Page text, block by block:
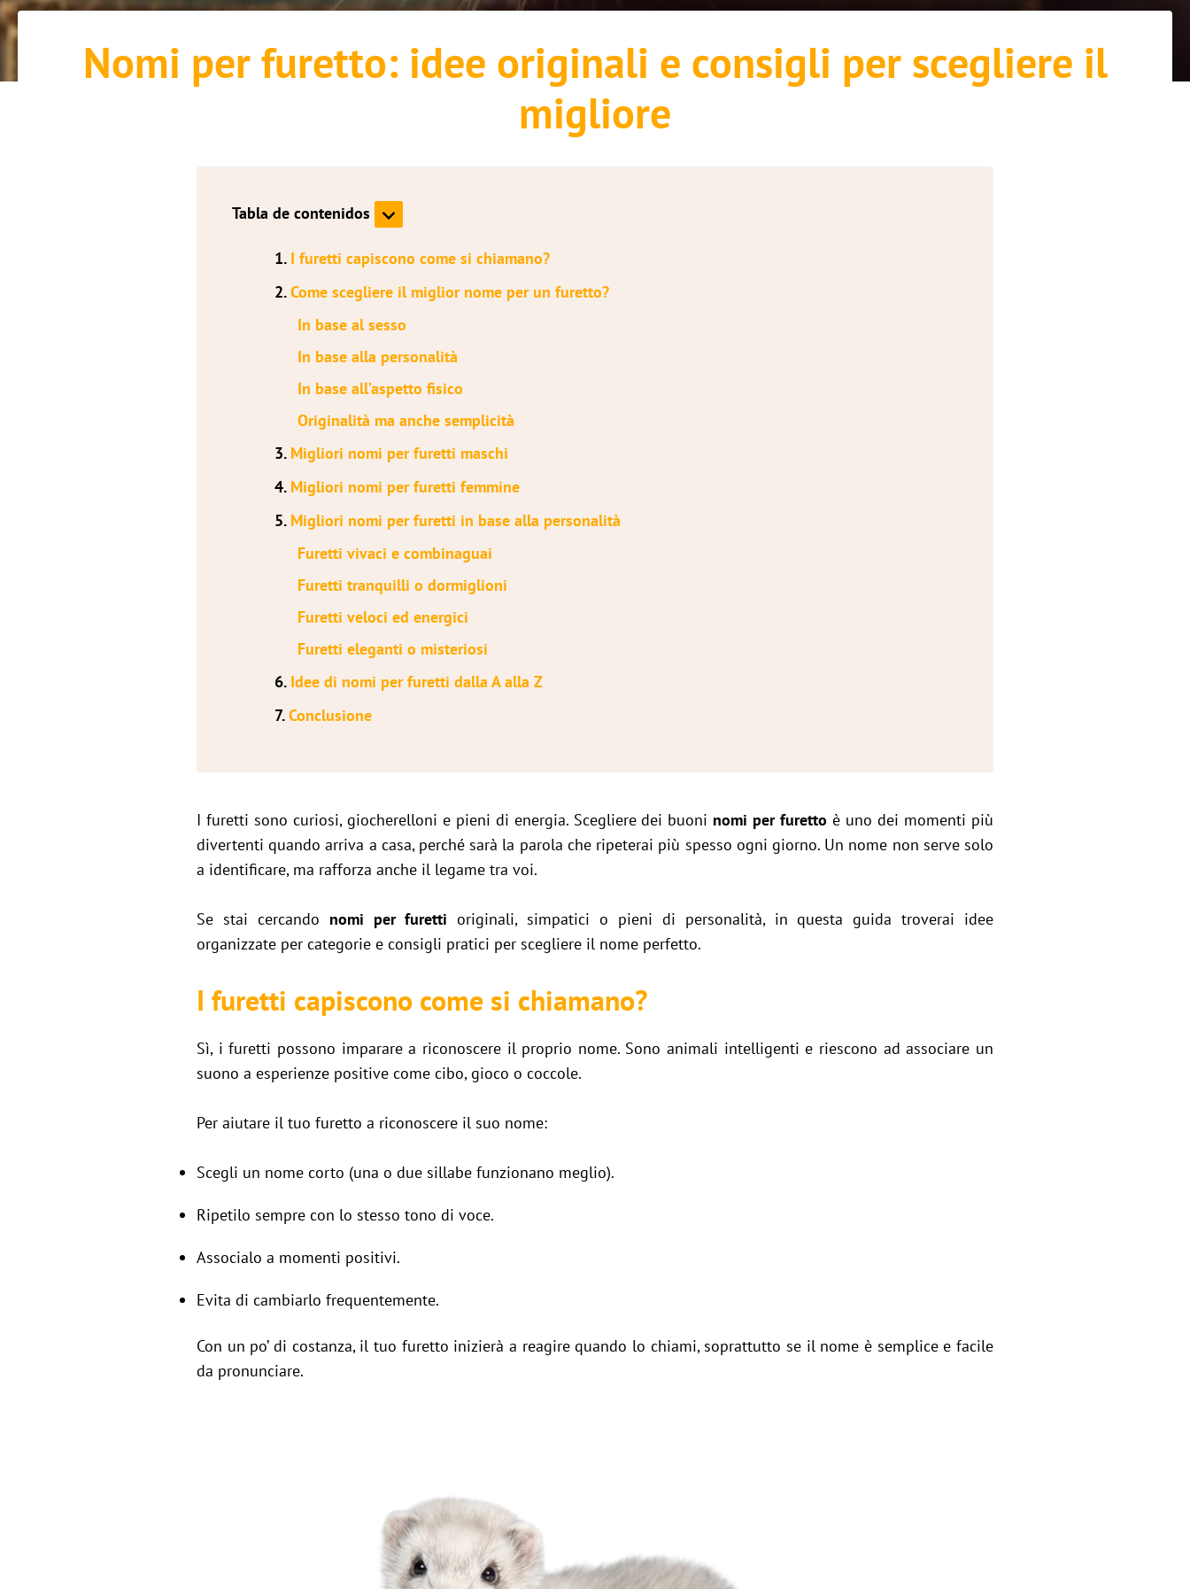
Nomi per furetto: idee originali e consigli per scegliere il
migliore
Tabla de contenidos
1. I furetti capiscono come si chiamano?
2.Come scegliere il miglior nome per un furetto?
In base al sesso
In base alla personalità
In base all’aspetto fisico
Originalità ma anche semplicità
3. Migliori nomi per furetti maschi
4. Migliori nomi per furetti femmine
5. Migliori nomi per furetti in base alla personalità
Furetti vivaci e combinaguai
Furetti tranquilli o dormiglioni
Furetti veloci ed energici
Furetti eleganti o misteriosi
6. Idee di nomi per furetti dalla A alla Z
7.Conclusione
I furetti sono curiosi, giocherelloni e pieni di energia. Scegliere dei buoni nomi per furetto è uno dei momenti più
divertenti quando arriva a casa, perché sarà la parola che ripeterai più spesso ogni giorno. Un nome non serve solo
a identificare, ma rafforza anche il legame tra voi.
Se stai cercando nomi per furetti originali, simpatici o pieni di personalità, in questa guida troverai idee
organizzate per categorie e consigli pratici per scegliere il nome perfetto.
I furetti capiscono come si chiamano?
Sì, i furetti possono imparare a riconoscere il proprio nome. Sono animali intelligenti e riescono ad associare un
suono a esperienze positive come cibo, gioco o coccole.
Per aiutare il tuo furetto a riconoscere il suo nome:
Scegli un nome corto (una o due sillabe funzionano meglio).
Ripetilo sempre con lo stesso tono di voce.
Associalo a momenti positivi.
Evita di cambiarlo frequentemente.
Con un po’ di costanza, il tuo furetto inizierà a reagire quando lo chiami, soprattutto se il nome è semplice e facile
da pronunciare.